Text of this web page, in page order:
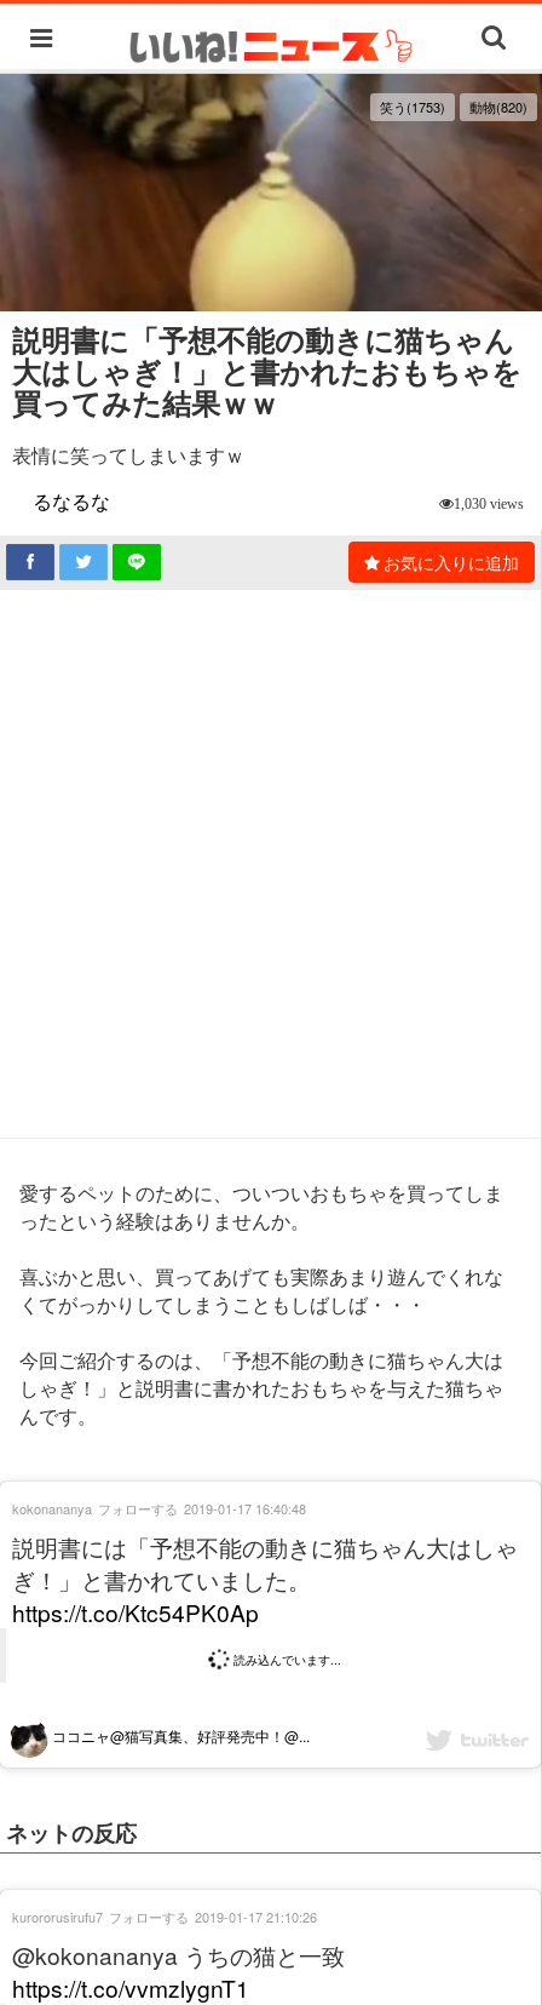
笑う(1753) 動物(820)
説明書に「予想不能の動きに猫ちゃん
大はしゃぎ！」と書かれたおもちゃを
買ってみた結果ｗｗ
表情に笑ってしまいますｗ
るなるな
1,030 views
お気に入りに追加
愛するペットのために、ついついおもちゃを買ってしま
ったという経験はありませんか。
喜ぶかと思い、買ってあげても実際あまり遊んでくれな
くてがっかりしてしまうこともしばしば・・・
今回ご紹介するのは、「予想不能の動きに猫ちゃん大は
しゃぎ！」と説明書に書かれたおもちゃを与えた猫ちゃ
んです。
説明書には「予想不能の動きに猫ちゃん大はしゃ
ぎ！」と書かれていました。
https://t.co/Ktc54PK0Ap
読み込んでいます...
ココニャ@猫写真集、好評発売中！@...
kokonananya フォローする 2019-01-17 16:40:48
ネットの反応
@kokonananya うちの猫と一致
https://t.co/vvmzlygnT1
kurororusirufu7 フォローする 2019-01-17 21:10:26